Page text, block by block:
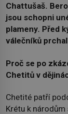
Chattušaš.
jsou schopni
plameny. Před
válečníků
Proč se po
Chetitů v
Chetité patří
Krétu k národům